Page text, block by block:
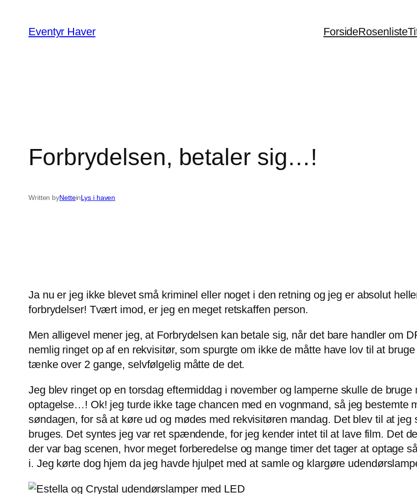
indhold
Eventyr Haver ForsideRosenliste
Forbrydelsen, betaler sig…!
Written byNetteinLys i haven
Ja nu er jeg ikke blevet små kriminel eller noget i den retning og jeg er absolut
forbrydelser! Tvært imod, er jeg en meget retskaffen person.
Men alligevel mener jeg, at Forbrydelsen kan betale sig, når det bare handler om
nemlig ringet op af en rekvisitør, som spurgte om ikke de måtte have lov til at
tænke over 2 gange, selvfølgelig måtte de det.
Jeg blev ringet op en torsdag eftermiddag i november og lamperne skulle de bruge
optagelse…! Ok! jeg turde ikke tage chancen med en vognmand, så jeg bestemte
søndagen, for så at køre ud og mødes med rekvisitøren mandag. Det blev til at
bruges. Det syntes jeg var ret spændende, for jeg kender intet til at lave film. Det
der var bag scenen, hvor meget forberedelse og mange timer det tager at optage
i. Jeg kørte dog hjem da jeg havde hjulpet med at samle og klargøre